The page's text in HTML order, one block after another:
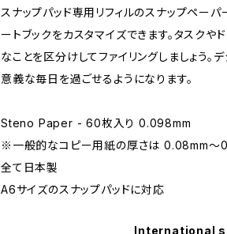
スナップパッド専用リフィルのスナップペー
ートブックをカスタマイズできます。タスクや
なことを区分けしてファイリングしましょう。
意義な毎日を過ごせるようになります。
Steno Paper - 60枚入り 0.098mm
※一般的なコピー用紙の厚さは 0.08mm〜
全て日本製
A6サイズのスナップパッドに対応
International